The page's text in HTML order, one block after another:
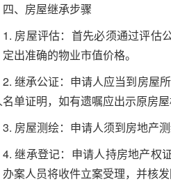
四、房屋继承步骤
1. 房屋评估：首先必须通过评估
出准确的物业市值价格。
2.继承公证：申请人应当到房屋
单证明，如有遗嘱应出示原房
3. 房屋测绘：申请人须到房地产
4.继承登记：申请人持房地产权
办案人员将收件立案受理，并核